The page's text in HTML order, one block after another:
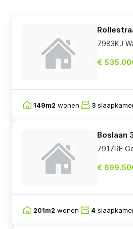
7983KJ
€
149m2 wonen 3
Boslaan
7917RE
€
201m2 wonen 4